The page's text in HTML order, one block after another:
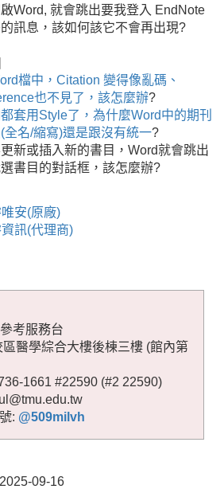
Word, 就會跳出要我登入 EndNote
訊息，該如何該它不會再出現?
檔中，Citation 變得像亂碼、
也不見了，該怎麼辦?
套用Style了，為什麼Word中的期刊
全名/縮寫)還是跟沒有統一?
新或插入新的書目，Word就會跳出
書目的對話框，該怎麼辦?
安(原廠)
訊(代理商)
考服務台
醫學綜合大樓後棟三樓 (館內第
1661 #22590 (#2 22590)
: @509milvh
09-16